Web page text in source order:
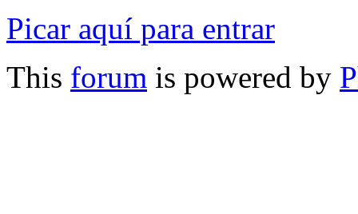
Picar aquí para entrar
This forum is powered by